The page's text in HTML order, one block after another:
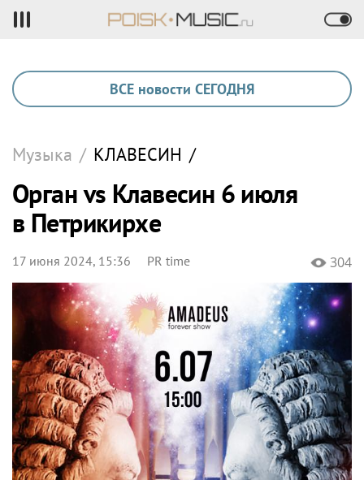
ВСЕ новости СЕГОДНЯ
Музыка / КЛАВЕСИН /
Орган vs Клавесин 6 июля
в Петрикирхе
17 июня 2024, 15:36 PR time 304